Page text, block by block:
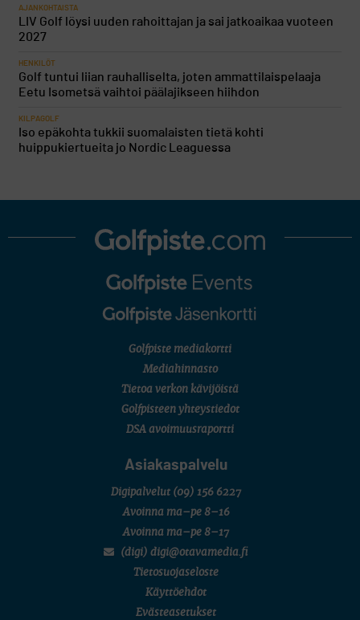
AJANKOHTAISTA
LIV Golf löysi uuden rahoittajan ja sai jatkoaikaa vuoteen
2027
HENKILÖT
Golf tuntui liian rauhalliselta, joten ammattilaispelaaja
Eetu Isometsä vaihtoi päälajikseen hiihdon
KILPAGOLF
Iso epäkohta tukkii suomalaisten tietä kohti
huippukiertueita jo Nordic Leaguessa
Golfpiste mediakortti
Mediahinnasto
Tietoa verkon kävijöistä
Golfpisteen yhteystiedot
DSA avoimuusraportti
Asiakaspalvelu
Digipalvelut (09) 156 6227
Avoinna ma–pe 8–16
Avoinna ma–pe 8–17
(digi) digi@otavamedia.fi
Tietosuojaseloste
Käyttöehdot
Evästeasetukset